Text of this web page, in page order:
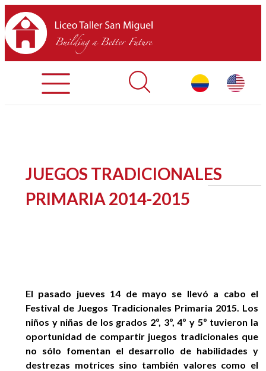
INICIO
SOBRE LTSM
JUEGOS TRADICIONALES
PRIMARIA 2014-2015
El pasado jueves 14 de mayo se llevó a cabo el
Festival de Juegos Tradicionales Primaria 2015. Los
niños y niñas de los grados 2º, 3º, 4º y 5º tuvieron la
oportunidad de compartir juegos tradicionales que
no sólo fomentan el desarrollo de habilidades y
destrezas motrices sino también valores como el